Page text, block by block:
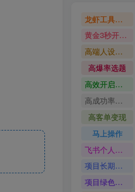
龙虾工具完整部署教学图文视频理财多赛道AI变现
黄金3秒开头与标题海报玩法
高端人设搭建积累客户信任
高爆率选题
高效开启跨境賺钱新通道
高成功率爆款全流程打法
高客单变现
马上操作
飞书个人版100G注册教程
项目长期稳定宝妈上班族既能兼职增收
项目绿色长久